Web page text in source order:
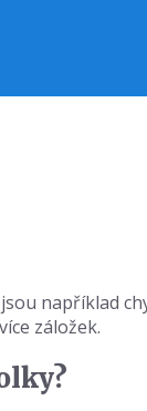
například
záložek.